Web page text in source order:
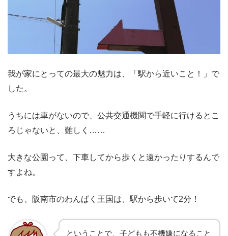
我が家にとっての最大の魅力は、「駅から近いこと！」で
した。
うちには車がないので、公共交通機関で手軽に行けるとこ
ろじゃないと、難しく……
大きな公園って、下車してから歩くと遠かったりするんで
すよね。
でも、阪南市のわんぱく王国は、駅から歩いて2分！
ということで、子どもも不機嫌になること